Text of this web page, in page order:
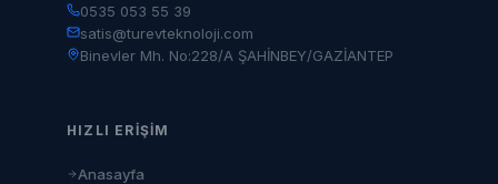
0535 053 55 39
satis@turevteknoloji.com
Binevler Mh. No:228/A ŞAHİNBEY/GAZİANTEP
HIZLI ERIŞIM
Anasayfa